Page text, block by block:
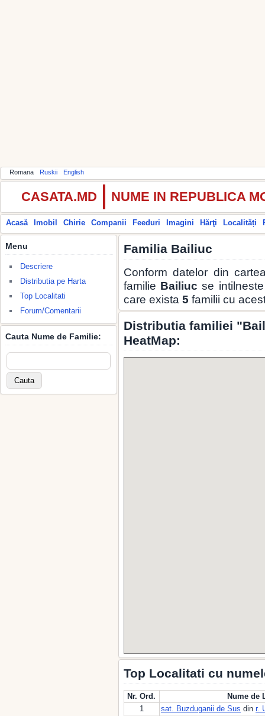
Romana Ruskii English
CASATA.MD NUME IN REPUBLICA
Acasă Imobil Chirie Companii Feeduri Imagini Hărţi Localități
Menu
Descriere
Distributia pe Harta
Top Localitati
Forum/Comentarii
Cauta Nume de Familie:
Familia Bailiuc
Conform datelor din
familie Bailiuc se
care exista 5 familii cu
Distributia familiei
HeatMap:
Top Localitati cu
Nr. Ord.
Nume de
1
sat. Buzduganii de Sus din r.